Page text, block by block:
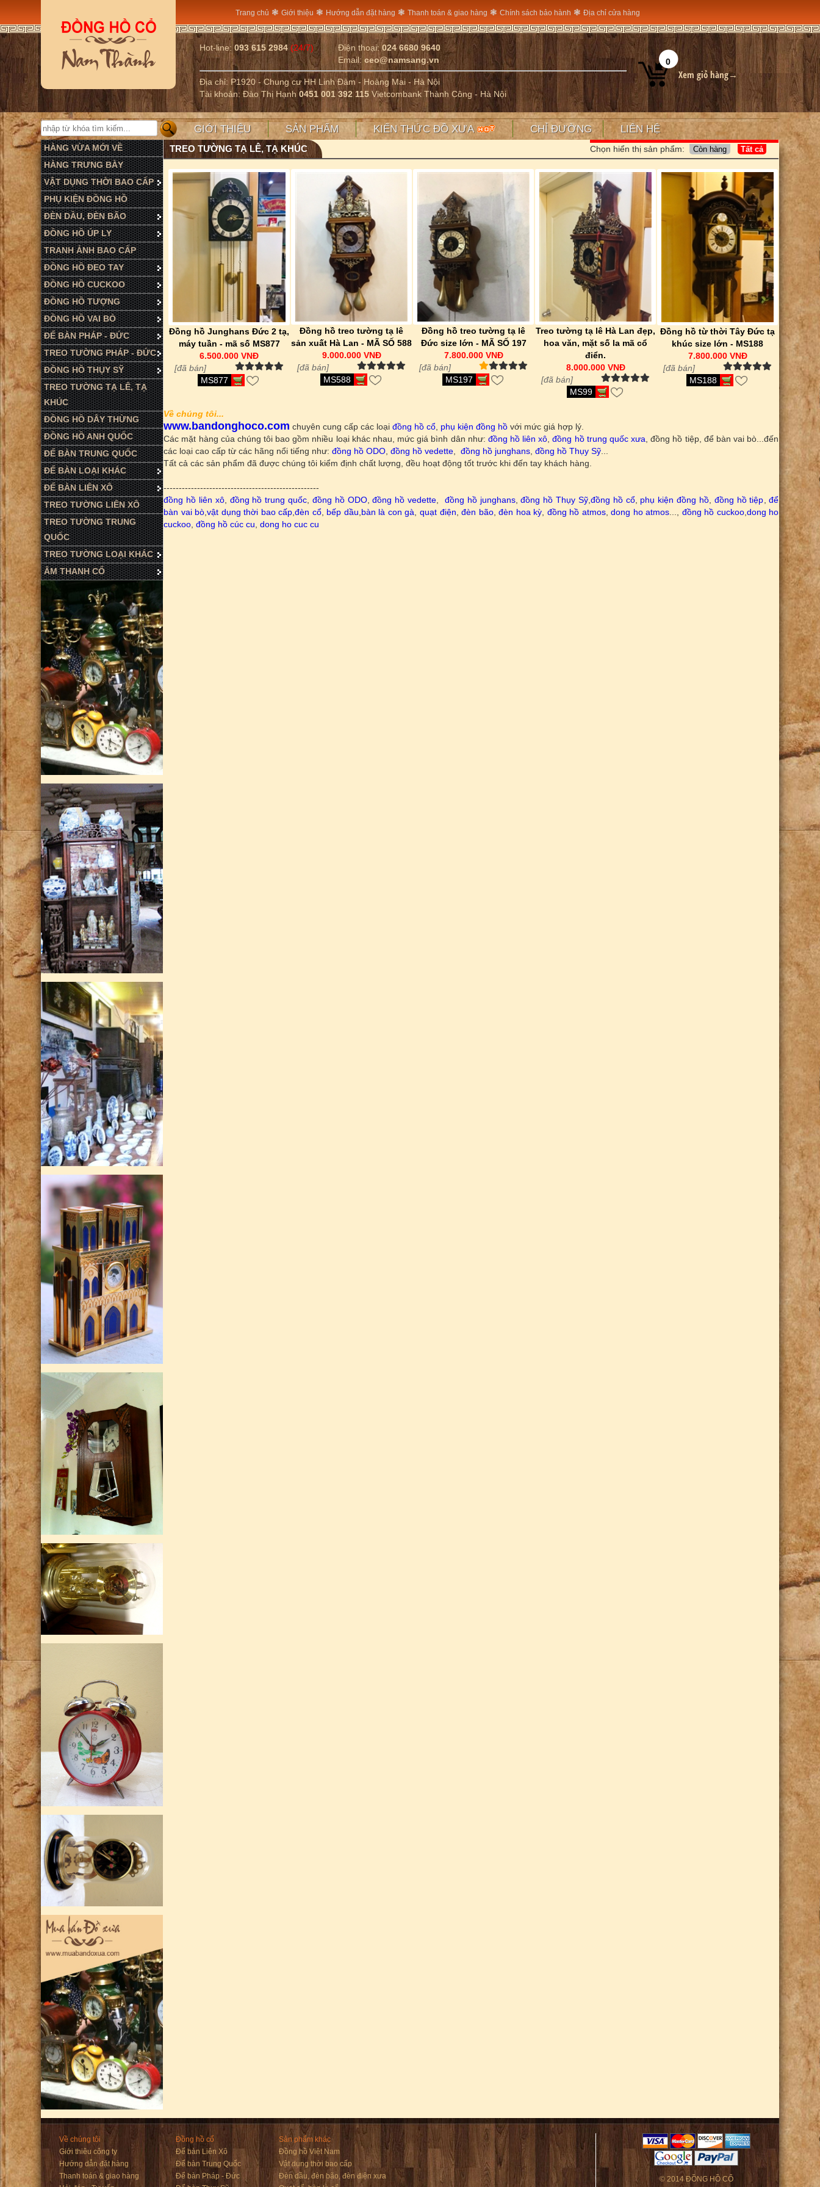
Trang chủ ❃ Giới thiệu ❃ Hướng dẫn đặt hàng ❃ Thanh toán & giao hàng ❃ Chính sách bảo hành ❃ Địa chỉ cửa hàng
0
Xem giỏ hàng→
Hot-line:093 615 2984 (24/7) Điện thoại:024 6680 9640
Email:ceo@namsang.vn
Địa chỉ: P1920 - Chung cư HH Linh Đàm - Hoàng Mai - Hà Nội
Tài khoản: Đào Thị Hạnh0451 001 392 115 Vietcombank Thành Công - Hà Nội
GIỚI THIỆU SẢN PHẨM KIẾN THỨC ĐỒ XƯA CHỈ ĐƯỜNG LIÊN HỆ
HÀNG VỪA MỚI VỀ
HÀNG TRƯNG BÀY
VẬT DỤNG THỜI BAO CẤP
PHỤ KIỆN ĐỒNG HỒ
ĐÈN DẦU, ĐÈN BÃO
ĐỒNG HỒ ÚP LY
TRANH ẢNH BAO CẤP
ĐỒNG HỒ ĐEO TAY
ĐỒNG HỒ CUCKOO
ĐỒNG HỒ TƯỢNG
ĐỒNG HỒ VAI BÒ
ĐỂ BÀN PHÁP - ĐỨC
TREO TƯỜNG PHÁP - ĐỨC
ĐỒNG HỒ THỤY SỸ
TREO TƯỜNG TẠ LÊ, TẠ
KHÚC
ĐỒNG HỒ DÂY THỪNG
ĐỒNG HỒ ANH QUỐC
ĐỂ BÀN TRUNG QUỐC
ĐỂ BÀN LOẠI KHÁC
ĐỂ BÀN LIÊN XÔ
TREO TƯỜNG LIÊN XÔ
TREO TƯỜNG TRUNG
QUỐC
TREO TƯỜNG LOẠI KHÁC
ÂM THANH CỔ
Chọn hiển thị sản phẩm:
TREO TƯỜNG TẠ LÊ, TẠ KHÚC
Đồng hồ Junghans Đức 2 tạ,
máy tuần - mã số MS877
6.500.000 VNĐ
[đã bán]
MS877
Đồng hồ treo tường tạ lê
sản xuất Hà Lan - MÃ SỐ 588
9.000.000 VNĐ
[đã bán]
MS588
Đồng hồ treo tường tạ lê
Đức size lớn - MÃ SỐ 197
7.800.000 VNĐ
[đã bán]
MS197
Treo tường tạ lê Hà Lan đẹp,
hoa văn, mặt số la mã cổ
điển.
8.000.000 VNĐ
[đã bán]
MS99
Đồng hồ từ thời Tây Đức tạ
khúc size lớn - MS188
7.800.000 VNĐ
[đã bán]
MS188
Về chúng tôi...
www.bandonghoco.com chuyên cung cấp các loạiđồng hồ cổ phụ kiện đồng hồ với mức giá hợp lý.
Các mặt hàng của chúng tôi bao gồm nhiều loại khác nhau, mức giá bình dân như: đồng hồ liên xô ,đồng hồ trung quốc xưa , đồng hồ tiệp, để bàn vai bò...đến
các loại cao cấp từ các hãng nổi tiếng như: đồng hồ ODO ,đồng hồ vedette ,đồng hồ junghans ,đồng hồ Thụy Sỹ
Tất cả các sản phẩm đã được chúng tôi kiểm định chất lượng, đều hoạt động tốt trước khi đến tay khách hàng.
---------------------------------------------------
đồng hồ liên xô, đồng hồ trung quốc đồng hồ ODO,đồng hồ vedette đồng hồ junghans,đồng hồ Thụy Sỹ, đồng hồ cổ, phụ kiện đồng hồ, đồng hồ tiệp ,để
bàn vai bò ,vật dụng thời bao cấp ,đèn cổ, bếp dầu bàn là con gà ,quạt điện ,đèn bão,đèn hoa kỳ đồng hồ atmos,dong ho atmos đồng hồ cuckoo, dong ho
cuckoo ,đồng hồ cúc cu ,dong ho cuc cu
Về chúng tôi
Giới thiêu công ty
Hướng dẫn đặt hàng
Thanh toán & giao hàng
Đồng hồ cổ
Để bàn Liên Xô
Để bàn Trung Quốc
Để bàn Pháp - Đức
Sản phẩm khác
Đồng hồ Việt Nam
Vật dụng thời bao cấp
Đèn dầu, đèn bão, đèn điện xưa
© 2014 ĐỒNG HỒ CỔ